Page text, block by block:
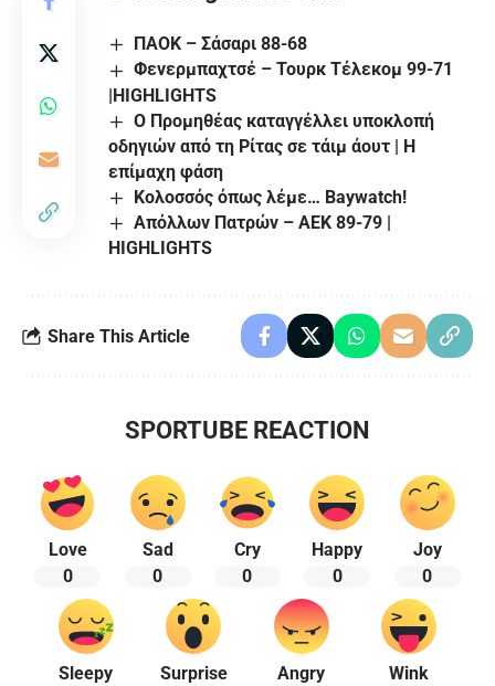
ΠΑΟΚ – Σάσαρι 88-68
Φενερμπαχτσέ – Τουρκ Τέλεκομ 99-71
|HIGHLIGHTS
Ο Προμηθέας καταγγέλλει υποκλοπή
οδηγιών από τη Ρίτας σε τάιμ άουτ | Η
επίμαχη φάση
Κολοσσός όπως λέμε… Baywatch!
Απόλλων Πατρών – ΑΕΚ 89-79 |
HIGHLIGHTS
Share This Article
SPORTUBE REACTION
Love
0
Sad
0
Cry
0
Happy
0
Joy
0
Sleepy
Surprise
Angry
Wink